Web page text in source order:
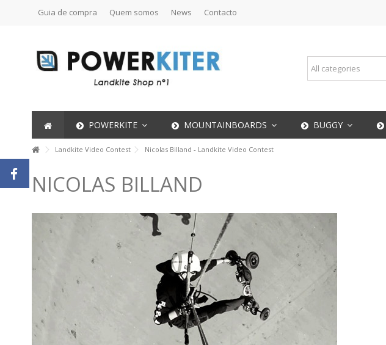
Guia de compra Quem somos News Contacto
POWERKITE MOUNTAINBOARDS BUGGY
Landkite Video Contest Nicolas Billand - Landkite Video Contest
NICOLAS BILLAND